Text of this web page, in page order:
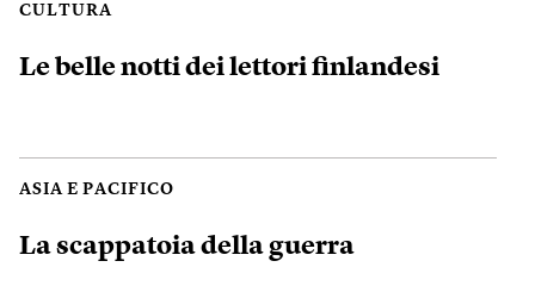
CULTURA
Le belle notti dei lettori finlandesi
ASIA E PACIFICO
La scappatoia della guerra